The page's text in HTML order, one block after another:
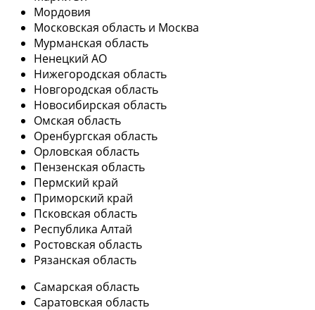
Мордовия
Московская область и Москва
Мурманская область
Ненецкий АО
Нижегородская область
Новгородская область
Новосибирская область
Омская область
Оренбургская область
Орловская область
Пензенская область
Пермский край
Приморский край
Псковская область
Республика Алтай
Ростовская область
Рязанская область
Самарская область
Саратовская область